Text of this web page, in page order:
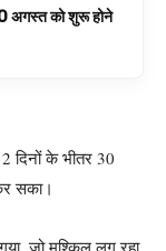
अगस्त को शुरू होने
के भीतर 30
सका।
जो मुश्किल लग रहा